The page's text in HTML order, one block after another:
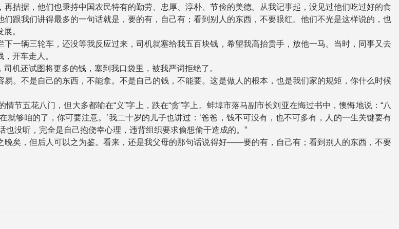
拮据，他们也秉持中国农民特有的勤劳、忠厚、淳朴、节俭的美德。从我记事起，没见过他们吃过好的食
跟我们讲得最多的一句话就是，要的有，自己有；看到别人的东西，不要眼红。他们不光是这样说的，也
。
一辆三轮车，还没等我反应过来，司机就塞给我五百块钱，希望我高抬贵手，放他一马。当时，同事又去
开车走人。
机还试图将更多的钱，塞到我口袋里，被我严词拒绝了。
。不是自己的东西，不能拿。不是自己的钱，不能要。这是做人的根本，也是我们家的规矩，你什么时候
节五花八门，但大多都输在“义”字上，跌在“贪”字上。蚌埠市落马副市长刘亚在悔过书中，懊悔地说：“八
够咱的了，你可要注意。’我二十岁的儿子也讲过：‘爸爸，钱不可没有，也不可多有，人的一生关键要有
没听，完全是自己抱侥幸心理，违背组织要求偷想偷干造成的。”
矣，但后人可以之为鉴。看来，还是我父母的那句话说得好——要的有，自己有；看到别人的东西，不要